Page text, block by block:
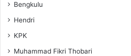
Bengkulu
Hendri
KPK
Muhammad Fikri Thobari